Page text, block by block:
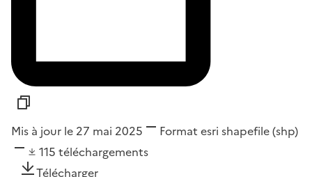
Mis à jour le 27 mai 2025 Format esri shapefile (shp)
115 téléchargements
Télécharger